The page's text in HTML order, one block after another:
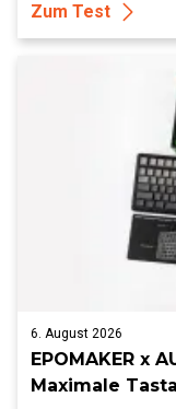
Zum Test
6. August 2026
EPOMAKER x
Maximale